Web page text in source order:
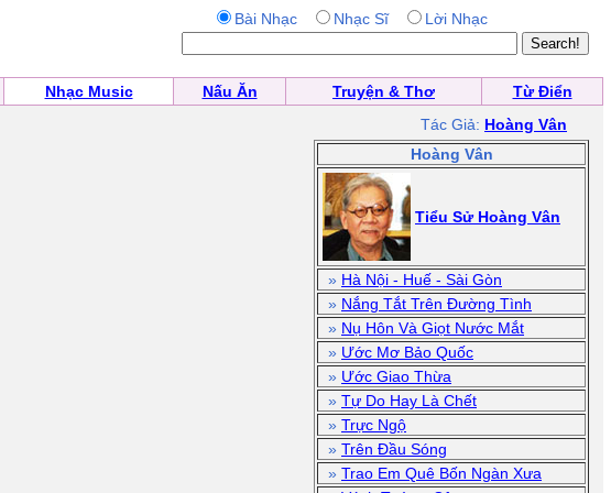
Bài Nhạc Nhạc Sĩ Lời Nhạc
Nhạc Music Nấu Ăn Truyện & Thơ
Từ Điển
Tác Giả: Hoàng Vân
Hoàng Vân
Tiểu Sử Hoàng Vân
» Hà Nội - Huế - Sài Gòn
» Nắng Tắt Trên Đường Tình
» Nụ Hôn Và Giọt Nước Mắt
» Ước Mơ Bảo Quốc
» Ước Giao Thừa
» Tự Do Hay Là Chết
» Trực Ngộ
» Trên Đầu Sóng
» Trao Em Quê Bốn Ngàn Xưa